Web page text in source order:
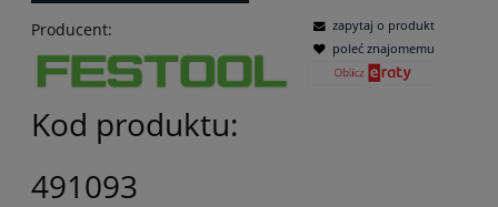
Producent:
Kod produktu:
491093
zapytaj o produkt
poleć znajomemu